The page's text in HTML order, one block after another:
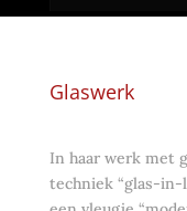
Glaswerk
In haar werk met
techniek “glas-in-